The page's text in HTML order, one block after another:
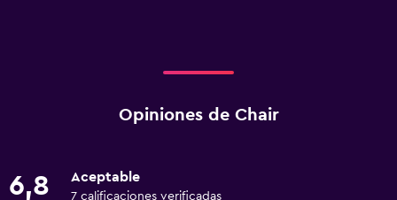
Opiniones de Chair
6,8 Aceptable
7 calificaciones verificadas